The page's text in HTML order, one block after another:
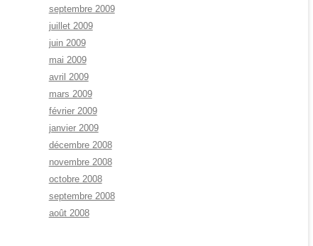
septembre 2009
juillet 2009
juin 2009
mai 2009
avril 2009
mars 2009
février 2009
janvier 2009
décembre 2008
novembre 2008
octobre 2008
septembre 2008
août 2008